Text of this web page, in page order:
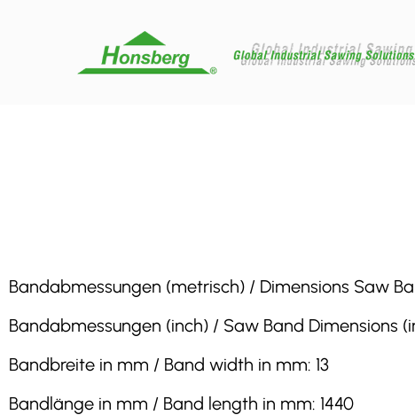
Bandabmessungen (metrisch) / Dimensions Saw
Bandabmessungen (inch) / Saw Band Dimensions
Bandbreite in mm / Band width in mm: 13
Bandlänge in mm / Band length in mm: 1440